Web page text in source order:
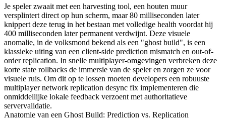
Je speler zwaait met een harvesting tool, een houten muur
versplintert direct op hun scherm, maar 80 milliseconden later
knippert deze terug in het bestaan met volledige health voordat hij
400 milliseconden later permanent verdwijnt. Deze visuele
anomalie, in de volksmond bekend als een "ghost build", is een
klassieke uiting van een client-side prediction mismatch en out-of-
order replication. In snelle multiplayer-omgevingen verbreken deze
korte state rollbacks de immersie van de speler en zorgen ze voor
visuele ruis. Om dit op te lossen moeten developers een robuuste
multiplayer network replication desync fix implementeren die
onmiddellijke lokale feedback verzoent met authoritatieve
servervalidatie.
Anatomie van een Ghost Build: Prediction vs. Replication